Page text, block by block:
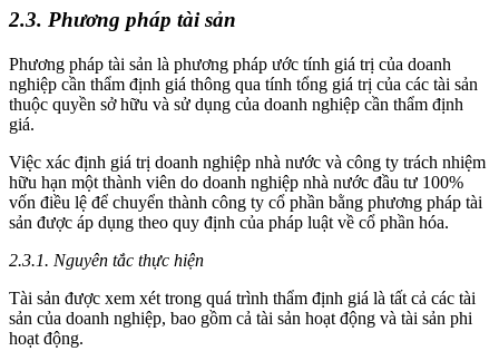
2.3. Phương pháp tài sản
Phương pháp tài sản là phương pháp ước tính giá trị của doanh
nghiệp cần thẩm định giá thông qua tính tổng giá trị của các tài sản
thuộc quyền sở hữu và sử dụng của doanh nghiệp cần thẩm định
giá.
Việc xác định giá trị doanh nghiệp nhà nước và công ty trách nhiệm
hữu hạn một thành viên do doanh nghiệp nhà nước đầu tư 100%
vốn điều lệ để chuyển thành công ty cổ phần bằng phương pháp tài
sản được áp dụng theo quy định của pháp luật về cổ phần hóa.
2.3.1. Nguyên tắc thực hiện
Tài sản được xem xét trong quá trình thẩm định giá là tất cả các tài
sản của doanh nghiệp, bao gồm cả tài sản hoạt động và tài sản phi
hoạt động.